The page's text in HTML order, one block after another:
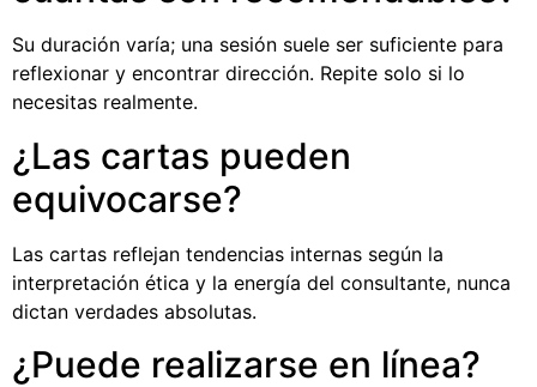
Su duración varía; una sesión suele ser suficiente para
reflexionar y encontrar dirección. Repite solo si lo
necesitas realmente.
¿Las cartas pueden
equivocarse?
Las cartas reflejan tendencias internas según la
interpretación ética y la energía del consultante, nunca
dictan verdades absolutas.
¿Puede realizarse en línea?